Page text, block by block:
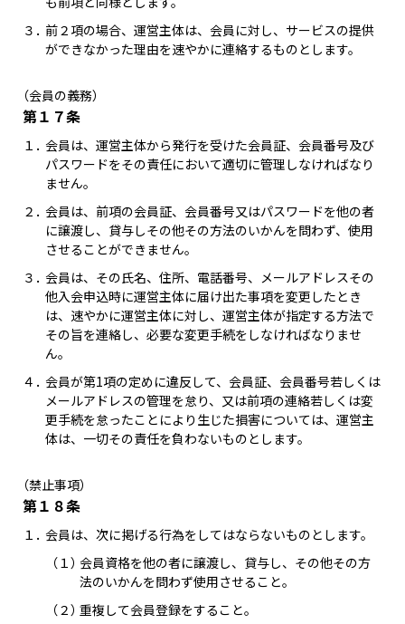
３．前２項の場合、運営主体は、会員に対し、サービスの提供
ができなかった理由を速やかに連絡するものとします。
（会員の義務）
第１７条
１．会員は、運営主体から発行を受けた会員証、会員番号及び
パスワードをその責任において適切に管理しなければなり
ません。
２．会員は、前項の会員証、会員番号又はパスワードを他の者
に譲渡し、貸与しその他その方法のいかんを問わず、使用
させることができません。
３．会員は、その氏名、住所、電話番号、メールアドレスその
他入会申込時に運営主体に届け出た事項を変更したとき
は、速やかに運営主体に対し、運営主体が指定する方法で
その旨を連絡し、必要な変更手続をしなければなりませ
ん。
４．会員が第1項の定めに違反して、会員証、会員番号若しくは
メールアドレスの管理を怠り、又は前項の連絡若しくは変
更手続を怠ったことにより生じた損害については、運営主
体は、一切その責任を負わないものとします。
（禁止事項）
第１８条
１．会員は、次に掲げる行為をしてはならないものとします。
（１）会員資格を他の者に譲渡し、貸与し、その他その方
法のいかんを問わず使用させること。
（２）重複して会員登録をすること。